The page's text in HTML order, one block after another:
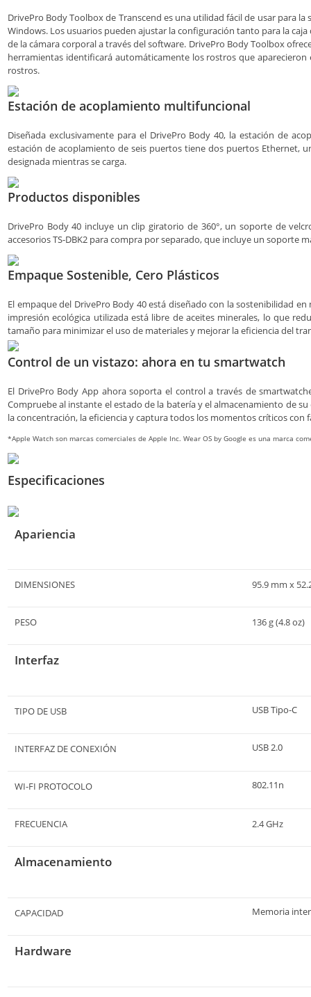
DrivePro Body Toolbox de Transcend es una utilidad fácil de usar para
Windows. Los usuarios pueden ajustar la configuración tanto para la
de la cámara corporal a través del software. DrivePro Body Toolbox
herramientas identificará automáticamente los rostros que
rostros.
Estación de acoplamiento multifuncional
Diseñada exclusivamente para el DrivePro Body 40, la estación de
estación de acoplamiento de seis puertos tiene dos puertos Ethernet,
designada mientras se carga.
Productos disponibles
DrivePro Body 40 incluye un clip giratorio de 360°, un soporte de
accesorios TS-DBK2 para compra por separado, que incluye un soporte
Empaque Sostenible, Cero Plásticos
El empaque del DrivePro Body 40 está diseñado con la sostenibilidad
impresión ecológica utilizada está libre de aceites minerales, lo que
tamaño para minimizar el uso de materiales y mejorar la eficiencia del
Control de un vistazo: ahora en tu smartwatch
El DrivePro Body App ahora soporta el control a través de
Compruebe al instante el estado de la batería y el almacenamiento de
la concentración, la eficiencia y captura todos los momentos críticos con
*Apple Watch son marcas comerciales de Apple Inc. Wear OS by Google es una marca
Especificaciones
Apariencia
DIMENSIONES 95.9 mm x
PESO 136 g (4.8 oz)
Interfaz
TIPO DE USB USB Tipo-C
INTERFAZ DE CONEXIÓN USB 2.0
WI-FI PROTOCOLO 802.11n
FRECUENCIA 2.4 GHz
Almacenamiento
CAPACIDAD Memoria
Hardware